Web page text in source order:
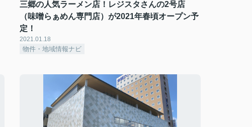
三郷の人気ラーメン店！レジスタさんの2号店
（味噌らぁめん専門店）が2021年春頃オープン予
定！
2021.01.18
物件・地域情報ナビ